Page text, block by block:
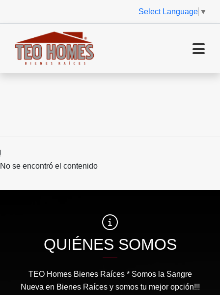
Select Language ▼
No se encontró el contenido
QUIÉNES SOMOS
TEO Homes Bienes Raíces * Somos la Sangre
Nueva en Bienes Raíces y somos tu mejor opción!!!